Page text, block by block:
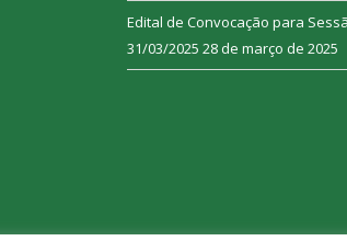
Edital de Convocação para
31/03/2025 28 de março de 2025